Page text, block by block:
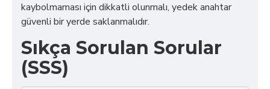
kaybolmaması için dikkatli olunmalı, yedek anahtar
güvenli bir yerde saklanmalıdır.
Sıkça Sorulan Sorular
(SSS)